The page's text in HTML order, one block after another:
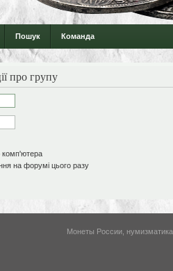
Пошук Команда
про групу
комп'ютера
на форумі цього разу
Монеты России, нумизматика